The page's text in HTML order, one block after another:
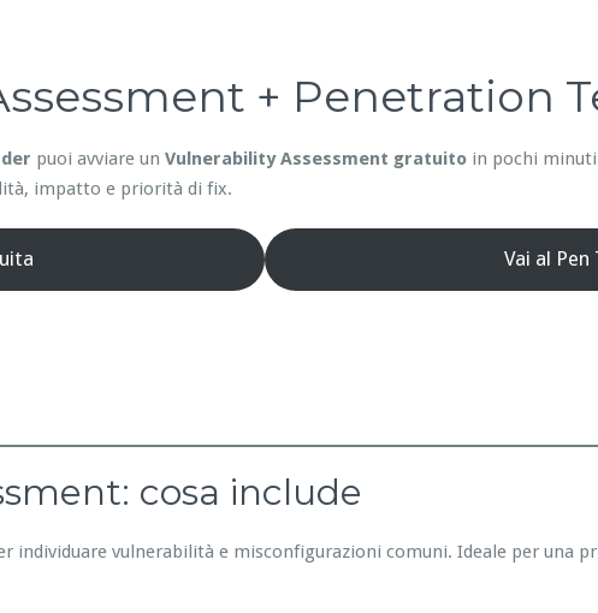
+ Penetration
puoi avviare un Vulnerability Assessment gratuito in pochi
impatto e priorità di fix.
Vai al Pen
cosa include
individuare vulnerabilità e misconfigurazioni comuni. Ideale per una